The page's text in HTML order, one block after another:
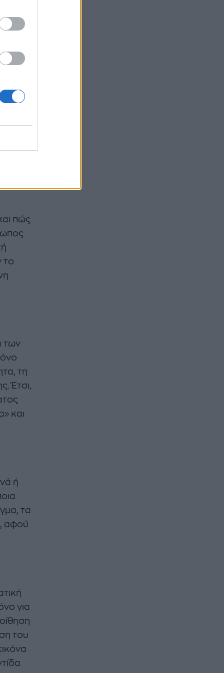
πώς
το
των
τη
Έτσι,
και
ή
τα
αφού
για
του